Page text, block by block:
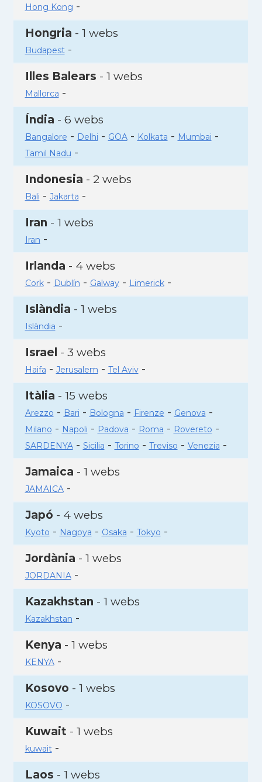
Hong Kong -
Hongria - 1 webs
Budapest-
Illes Balears - 1 webs
Mallorca -
Índia - 6 webs
Bangalore - Delhi - GOA- Kolkata - Mumbai -
Tamil Nadu -
Indonesia - 2 webs
Bali - Jakarta -
Iran - 1 webs
Iran -
Irlanda - 4 webs
Cork- Dublín - Galway- Limerick-
Islàndia - 1 webs
Islàndia -
Israel - 3 webs
Haifa - Jerusalem - Tel Aviv-
Itàlia - 15 webs
Arezzo - Bari - Bologna - Firenze - Genova -
Milano - Napoli - Padova - Roma - Rovereto -
SARDENYA- Sicilia - Torino - Treviso - Venezia -
Jamaica - 1 webs
JAMAICA-
Japó - 4 webs
Kyoto - Nagoya - Osaka - Tokyo -
Jordània - 1 webs
JORDANIA-
Kazakhstan - 1 webs
Kazakhstan -
Kenya - 1 webs
KENYA-
Kosovo - 1 webs
KOSOVO -
Kuwait - 1 webs
kuwait-
Laos - 1 webs